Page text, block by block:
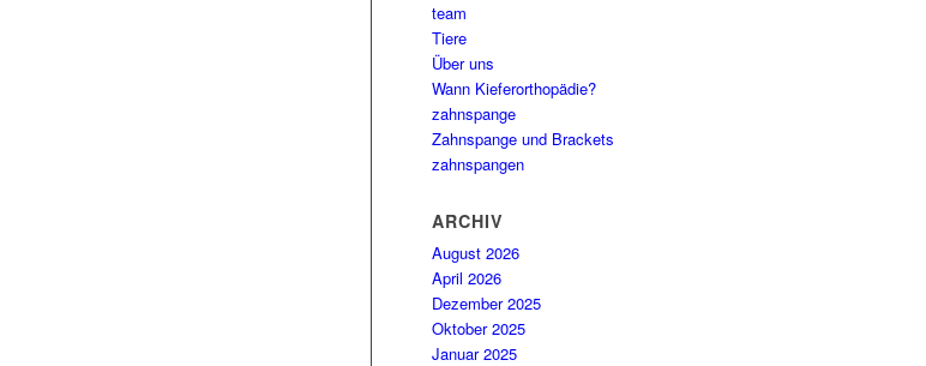
team
Tiere
Über uns
Wann Kieferorthopädie?
zahnspange
Zahnspange und Brackets
zahnspangen
ARCHIV
August 2026
April 2026
Dezember 2025
Oktober 2025
Januar 2025